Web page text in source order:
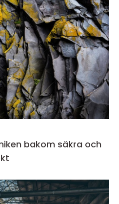
bakom säkra och